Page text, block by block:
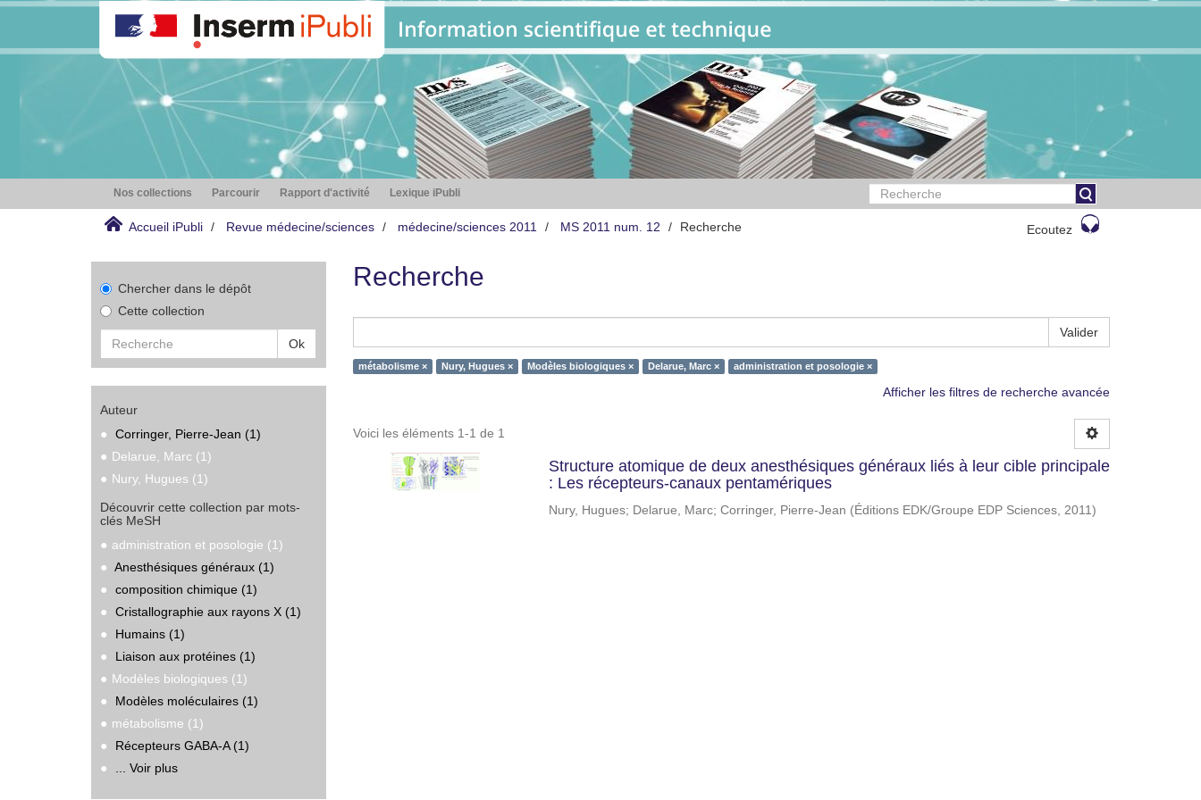
Nos collections Parcourir Rapport d'activité Lexique iPubli
Accueil iPubli Revue médecine/sciences médecine/sciences 2011 MS 2011 num. 12 Recherche Ecoutez
Chercher dans le dépôt
Cette collection
Ok
Auteur
Corringer, Pierre-Jean (1)
Delarue, Marc (1)
Nury, Hugues (1)
Découvrir cette collection par mots-
clés MeSH
administration et posologie (1)
Anesthésiques généraux (1)
composition chimique (1)
Cristallographie aux rayons X (1)
Humains (1)
Liaison aux protéines (1)
Modèles biologiques (1)
Modèles moléculaires (1)
métabolisme (1)
Récepteurs GABA-A (1)
... Voir plus
Recherche
Valider
métabolisme × Nury, Hugues × Modèles biologiques × Delarue, Marc × administration et posologie ×
Afficher les filtres de recherche avancée
Voici les éléments 1-1 de 1
Structure atomique de deux anesthésiques généraux liés à leur cible principale
: Les récepteurs-canaux pentamériques
Nury, Hugues; Delarue, Marc; Corringer, Pierre-Jean (Éditions EDK/Groupe EDP Sciences, 2011)